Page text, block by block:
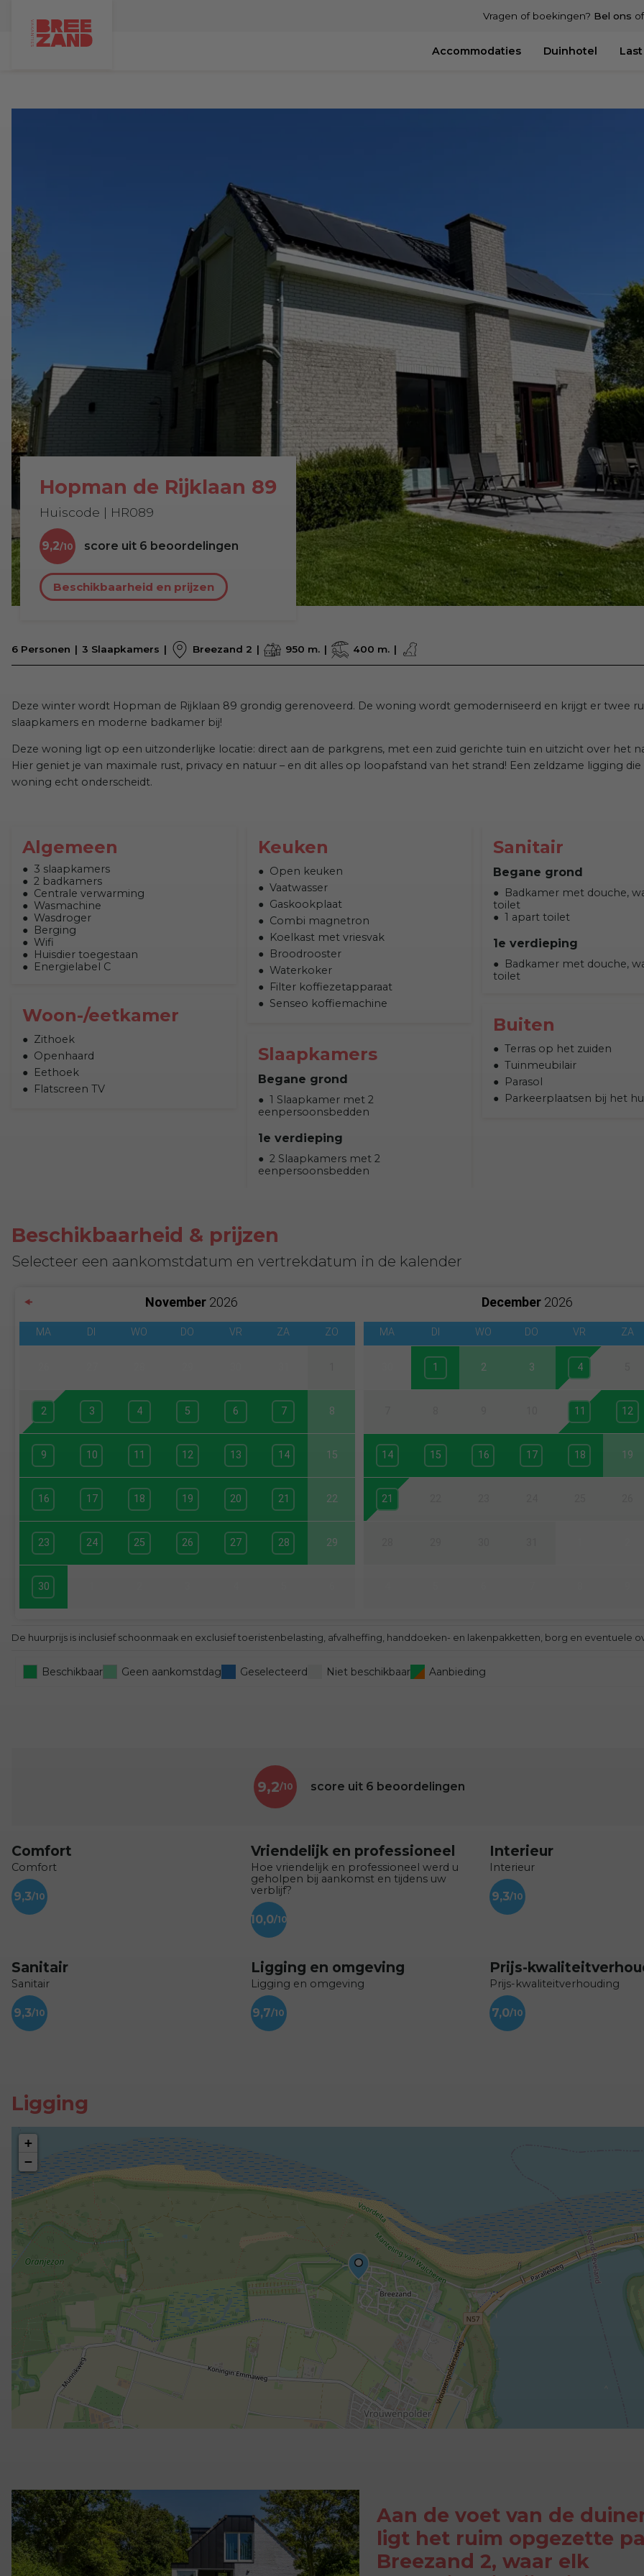
Vragen of boekingen? Bel ons
Accommodaties Duinhotel
Hopman de Rijklaan 89
Huiscode | HR089
9,2 score uit 6 beoordelingen
Beschikbaarheid en prijzen
6 Personen 3 Slaapkamers Breezand 2 950 m. 400 m.
Deze winter wordt Hopman de Rijklaan 89 grondig gerenoveerd. De woning wordt gemoderniseerd en krijgt er twee
slaapkamers en moderne badkamer bij!
Deze woning ligt op een uitzonderlijke locatie: direct aan de parkgrens, met een zuid gerichte tuin en uitzicht over het
Hier geniet je van maximale rust, privacy en natuur – en dit alles op loopafstand van het strand! Een zeldzame ligging die
woning echt onderscheidt.
Algemeen
3 slaapkamers
2 badkamers
Centrale verwarming
Wasmachine
Wasdroger
Berging
Wifi
Huisdier toegestaan
Energielabel C
Woon-/eetkamer
Zithoek
Openhaard
Eethoek
Flatscreen TV
Keuken
Open keuken
Vaatwasser
Gaskookplaat
Combi magnetron
Koelkast met vriesvak
Broodrooster
Waterkoker
Filter koffiezetapparaat
Senseo koffiemachine
Slaapkamers
Begane grond
1 Slaapkamer met 2
eenpersoonsbedden
1e verdieping
2 Slaapkamers met 2
eenpersoonsbedden
Sanitair
Begane grond
Badkamer met douche,
toilet
1 apart toilet
1e verdieping
Badkamer met douche,
toilet
Buiten
Terras op het zuiden
Tuinmeubilair
Parasol
Parkeerplaatsen bij het
Beschikbaarheid & prijzen
Selecteer een aankomstdatum en vertrekdatum in de kalender
November 2026
MA DI WO DO VR ZA ZO
2 3 4 5 6 7 8
9 10 11 12 13 14 15
16 17 18 19 20 21 22
23 24 25 26 27 28 29
30
December 2026
MA DI WO DO VR ZA
1 2 3 4
11 12
14 15 16 17 18 19
21
De huurprijs is inclusief schoonmaak en exclusief toeristenbelasting, afvalheffing, handdoeken- en lakenpakketten, borg en eventuele
Beschikbaar Geen aankomstdag Geselecteerd Niet beschikbaar Aanbieding
9,2 score uit 6 beoordelingen
Comfort
Comfort
9,3
Vriendelijk en professioneel
Hoe vriendelijk en professioneel werd u
geholpen bij aankomst en tijdens uw
verblijf?
10,0
Interieur
Interieur
9,3
Sanitair
Sanitair
9,3
Ligging en omgeving
Ligging en omgeving
9,7
Prijs-
Prijs-kwaliteitverhouding
7,0
Ligging
+
−
Aan de voet van de
ligt het ruim opgezette
Breezand 2, waar elk